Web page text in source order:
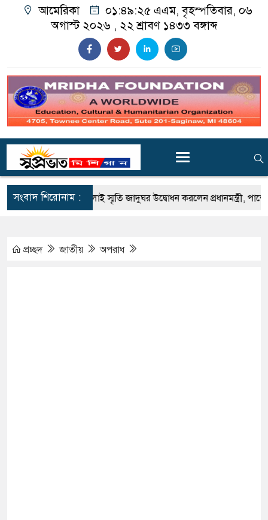
আমেরিকা ০১:৪৯:২৬ এএম, বৃহস্পতিবার, ০৬
অগাস্ট ২০২৬ , ২২ শ্রাবণ ১৪৩৩ বঙ্গাব্দ
সংবাদ শিরোনাম :
জুলাই স্মৃতি জাদুঘর উদ্বোধন করলেন প্রধানমন্ত্রী, পাশে ছিলেন
প্রচ্ছদ জাতীয় অপরাধ